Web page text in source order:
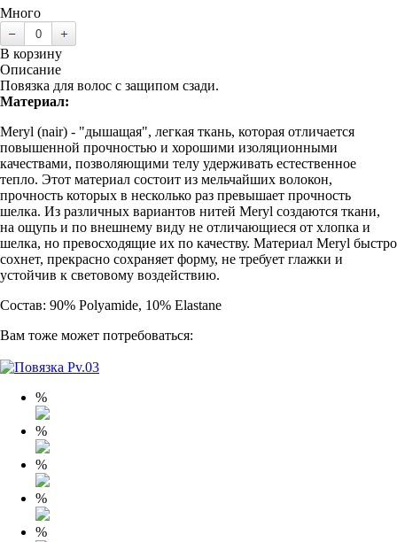
Много
В корзину
Описание
Повязка для волос с защипом сзади.
Материал:
Meryl (nair) - "дышащая", легкая ткань, которая отличается
повышенной прочностью и хорошими изоляционными
качествами, позволяющими телу удерживать естественное
тепло. Этот материал состоит из мельчайших волокон,
прочность которых в несколько раз превышает прочность
шелка. Из различных вариантов нитей Meryl создаются ткани,
на ощупь и по внешнему виду не отличающиеся от хлопка и
шелка, но превосходящие их по качеству. Материал Meryl быстро
сохнет, прекрасно сохраняет форму, не требует глажки и
устойчив к световому воздействию.
Состав: 90% Polyamide, 10% Elastane
Вам тоже может потребоваться:
%
%
%
%
%